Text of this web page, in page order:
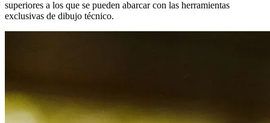
superiores a los que se pueden abarcar con las herramientas
exclusivas de dibujo técnico.